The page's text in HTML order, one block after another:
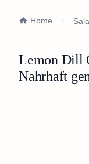
Home
Lemon Dill
Nahrhaft